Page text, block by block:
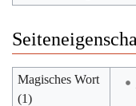
Magisches Wort
(1)